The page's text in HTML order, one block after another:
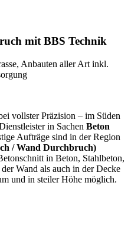
mit BBS Technik
Anbauten aller Art inkl.
vollster Präzision – im Süden
in Sachen Beton
Aufträge sind in der Region
/ Wand Durchbruch)
in Beton, Stahlbeton,
Wand als auch in der Decke
und in steiler Höhe möglich.